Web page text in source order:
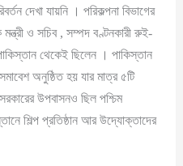
দেখা যায়নি । পরিকল্পনা বিভাগের
মন্ত্রী ও সচিব , সম্পদ বণ্টনকারী রুই-
থেকেই ছিলেন । পাকিস্তান
অনুষ্ঠিত হয় যার মাত্র ৫টি
উপবাসনও ছিল পশ্চিম
শিল্প প্রতিষ্ঠান আর উদ্যোক্তাদের